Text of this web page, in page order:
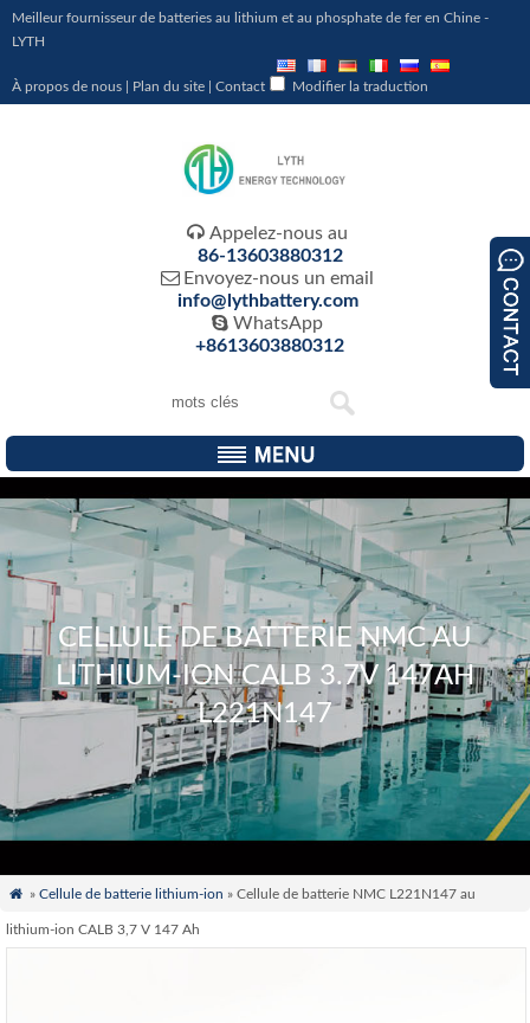
Meilleur fournisseur de batteries au lithium et au phosphate de fer en Chine -
LYTH
À propos de nous Plan du site Contact Modifier la traduction
 Appelez-nous au
86-13603880312
 Envoyez-nous un email
info@lythbattery.com
 WhatsApp
+8613603880312
CELLULE DE BATTERIE NMC AU
LITHIUM-ION CALB 3.7V 147AH
L221N147
 » Cellule de batterie lithium-ion » Cellule de batterie NMC L221N147 au
lithium-ion CALB 3,7 V 147 Ah